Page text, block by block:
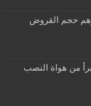
2.7 مليار درهم حجم القروض
من هواة النصب